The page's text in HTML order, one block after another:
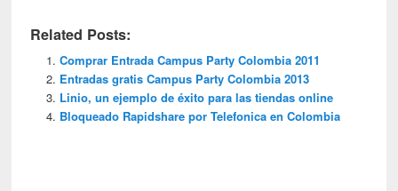
Related Posts:
Comprar Entrada Campus Party Colombia 2011
Entradas gratis Campus Party Colombia 2013
Linio, un ejemplo de éxito para las tiendas online
Bloqueado Rapidshare por Telefonica en Colombia